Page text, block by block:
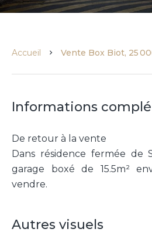
Accueil Vente Box Biot, 25
Informations
De retour à la vente
Dans résidence fermée de
garage boxé de 15.5m²
vendre.
Autres visuels